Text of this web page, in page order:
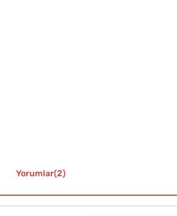
Yorumlar(2)